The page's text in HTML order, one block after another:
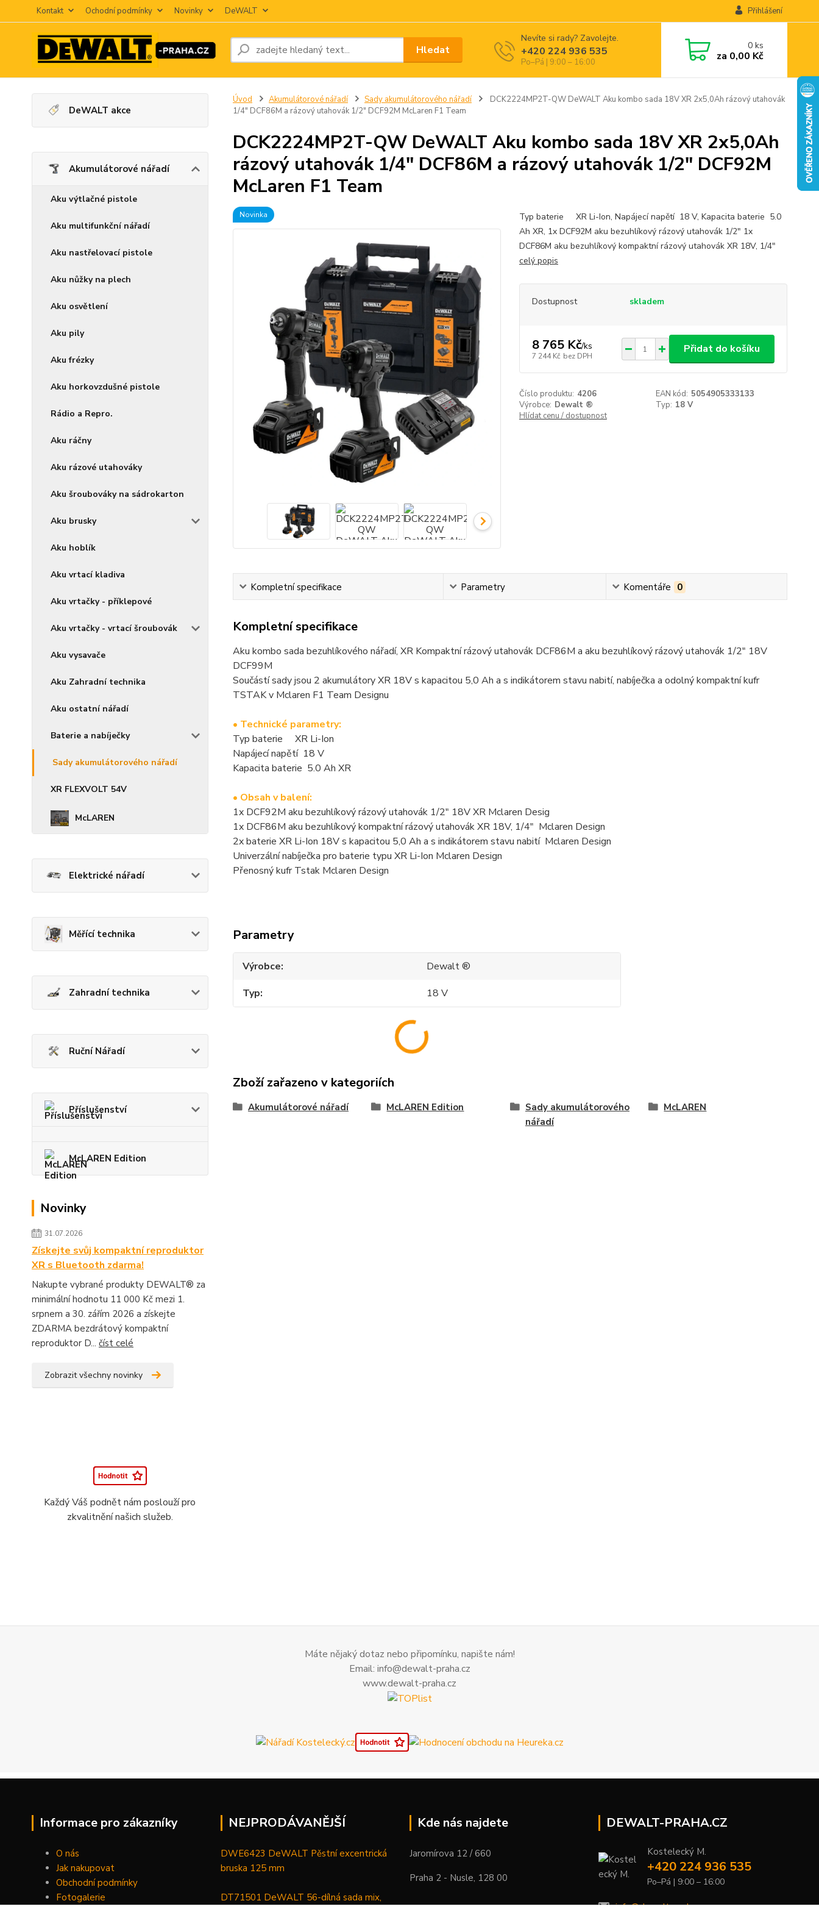
Kontakt Ochodní podmínky Novinky DeWALT Přihlášení
Hledat
Nevíte si rady? Zavolejte.
+420 224 936 535
Po–Pá | 9:00 – 16:00
0ks
za 0,00 Kč
DeWALT akce
Akumulátorové nářadí
Aku výtlačné pistole
Aku multifunkční nářadí
Aku nastřelovací pistole
Aku nůžky na plech
Aku osvětlení
Aku pily
Aku frézky
Aku horkovzdušné pistole
Rádio a Repro.
Aku ráčny
Aku rázové utahováky
Aku šroubováky na sádrokarton
Aku brusky
Aku hoblík
Aku vrtací kladiva
Aku vrtačky - příklepové
Aku vrtačky - vrtací šroubovák
Aku vysavače
Aku Zahradní technika
Aku ostatní nářadí
Baterie a nabíječky
Sady akumulátorového nářadí
XR FLEXVOLT 54V
McLAREN
Elektrické nářadí
Měřící technika
Zahradní technika
Ruční Nářadí
Příslušenství
McLAREN Edition
Novinky
31.07.2026
Získejte svůj kompaktní reproduktor
XR s Bluetooth zdarma!
Nakupte vybrané produkty DEWALT® za
minimální hodnotu 11 000 Kč mezi 1.
srpnem a 30. zářím 2026 a získejte
ZDARMA bezdrátový kompaktní
reproduktor D... číst celé
Zobrazit všechny novinky
Každý Váš podnět nám poslouží pro
zkvalitnění našich služeb.
Úvod Akumulátorové nářadí Sady akumulátorového nářadí
DCK2224MP2T-QW DeWALT Aku kombo sada 18V XR 2x5,0Ah rázový utahovák
1/4" DCF86M a rázový utahovák 1/2" DCF92M McLaren F1 Team
DCK2224MP2T-QW DeWALT Aku kombo sada 18V XR 2x5,0Ah
rázový utahovák 1/4" DCF86M a rázový utahovák 1/2" DCF92M
McLaren F1 Team
Novinka
Typ baterie XR Li-Ion, Napájecí napětí 18 V, Kapacita baterie 5.0
Ah XR, 1x DCF92M aku bezuhlíkový rázový utahovák 1/2" 1x
DCF86M aku bezuhlíkový kompaktní rázový utahovák XR 18V, 1/4"
celý popis
Dostupnost skladem
8 765 Kč/ks
7 244 Kč bez DPH
Přidat do košíku
Číslo produktu: 4206 EAN kód: 5054905333133
Výrobce: Dewalt ® Typ: 18 V
Hlídat cenu / dostupnost
Kompletní specifikace Parametry Komentáře 0
Kompletní specifikace
Aku kombo sada bezuhlíkového nářadí, XR Kompaktní rázový utahovák DCF86M a aku bezuhlíkový rázový utahovák 1/2" 18V
DCF99M
Součástí sady jsou 2 akumulátory XR 18V s kapacitou 5,0 Ah a s indikátorem stavu nabití, nabíječka a odolný kompaktní kufr
TSTAK v Mclaren F1 Team Designu
• Technické parametry:
Typ baterie XR Li-Ion
Napájecí napětí 18 V
Kapacita baterie 5.0 Ah XR
• Obsah v balení:
1x DCF92M aku bezuhlíkový rázový utahovák 1/2" 18V XR Mclaren Desig
1x DCF86M aku bezuhlíkový kompaktní rázový utahovák XR 18V, 1/4" Mclaren Design
2x baterie XR Li-Ion 18V s kapacitou 5,0 Ah a s indikátorem stavu nabití Mclaren Design
Univerzální nabíječka pro baterie typu XR Li-Ion Mclaren Design
Přenosný kufr Tstak Mclaren Design
Parametry
Výrobce
Dewalt ®
Typ
18 V
Zboží zařazeno v kategoriích
Akumulátorové nářadí McLAREN Edition
Sady akumulátorového
nářadí
McLAREN
Máte nějaký dotaz nebo připomínku, napište nám!
Email: info@dewalt-praha.cz
www.dewalt-praha.cz
Informace pro zákazníky
O nás
Jak nakupovat
Obchodní podmínky
Fotogalerie
NEJPRODÁVANĚJŠÍ
DWE6423 DeWALT Pěstní excentrická
bruska 125 mm
DT71501 DeWALT 56-dílná sada mix,
Kde nás najdete
Jaromírova 12 / 660
Praha 2 - Nusle, 128 00
DEWALT-PRAHA.CZ
Kostelecký M.
+420 224 936 535
Po–Pá | 9:00 – 16:00
info@dewalt-praha.cz